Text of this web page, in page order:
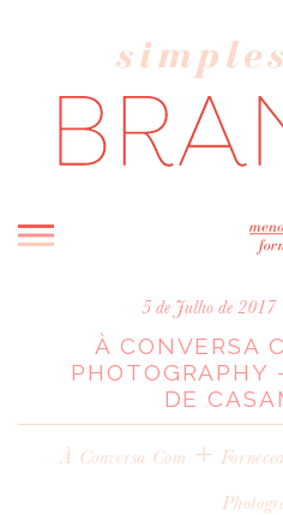
MELHOR
REAL
5 de Julho de 2017
À CONVERSA
PHOTOGRAPHY
DE
À Conversa Com +